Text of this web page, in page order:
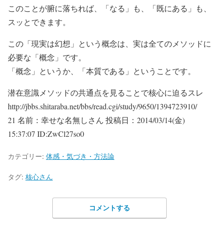
このことが腑に落ちれば、「なる」も、「既にある」も、
スッとできます。
この「現実は幻想」という概念は、実は全てのメソッドに
必要な「概念」です。
「概念」というか、「本質である」ということです。
潜在意識メソッドの共通点を見ることで核心に迫るスレ
http://jbbs.shitaraba.net/bbs/read.cgi/study/9650/1394723910/
21 名前：幸せな名無しさん 投稿日：2014/03/14(金)
15:37:07 ID:ZwCl27so0
カテゴリー: 体感・気づき・方法論
タグ: 核心さん
コメントする